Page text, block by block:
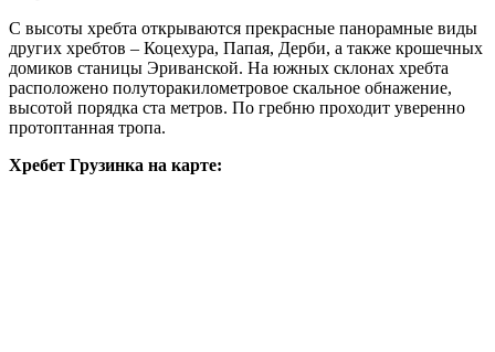
С высоты хребта открываются прекрасные панорамные виды
других хребтов – Коцехура, Папая, Дерби, а также крошечных
домиков станицы Эриванской. На южных склонах хребта
расположено полуторакилометровое скальное обнажение,
высотой порядка ста метров. По гребню проходит уверенно
протоптанная тропа.
Хребет Грузинка на карте: